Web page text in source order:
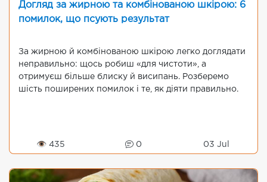
Догляд за жирною та комбінованою шкірою: 6
помилок, що псують результат
За жирною й комбінованою шкірою легко доглядати
неправильно: щось робиш «для чистоти», а
отримуєш більше блиску й висипань. Розберемо
шість поширених помилок і те, як діяти правильно.
👁 435 0 03 Jul